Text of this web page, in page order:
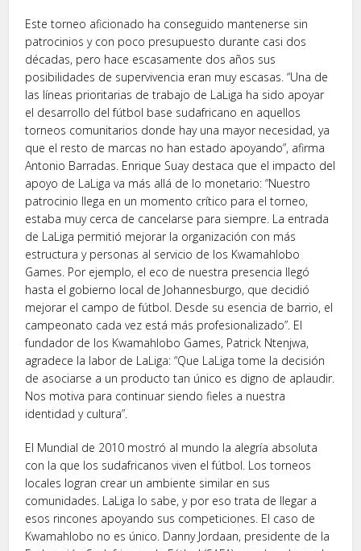
Este torneo aficionado ha conseguido mantenerse sin
patrocinios y con poco presupuesto durante casi dos
décadas, pero hace escasamente dos años sus
posibilidades de supervivencia eran muy escasas. “Una de
las líneas prioritarias de trabajo de LaLiga ha sido apoyar
el desarrollo del fútbol base sudafricano en aquellos
torneos comunitarios donde hay una mayor necesidad, ya
que el resto de marcas no han estado apoyando”, afirma
Antonio Barradas. Enrique Suay destaca que el impacto del
apoyo de LaLiga va más allá de lo monetario: “Nuestro
patrocinio llega en un momento crítico para el torneo,
estaba muy cerca de cancelarse para siempre. La entrada
de LaLiga permitió mejorar la organización con más
estructura y personas al servicio de los Kwamahlobo
Games. Por ejemplo, el eco de nuestra presencia llegó
hasta el gobierno local de Johannesburgo, que decidió
mejorar el campo de fútbol. Desde su esencia de barrio, el
campeonato cada vez está más profesionalizado”. El
fundador de los Kwamahlobo Games, Patrick Ntenjwa,
agradece la labor de LaLiga: “Que LaLiga tome la decisión
de asociarse a un producto tan único es digno de aplaudir.
Nos motiva para continuar siendo fieles a nuestra
identidad y cultura”.
El Mundial de 2010 mostró al mundo la alegría absoluta
con la que los sudafricanos viven el fútbol. Los torneos
locales logran crear un ambiente similar en sus
comunidades. LaLiga lo sabe, y por eso trata de llegar a
esos rincones apoyando sus competiciones. El caso de
Kwamahlobo no es único. Danny Jordaan, presidente de la